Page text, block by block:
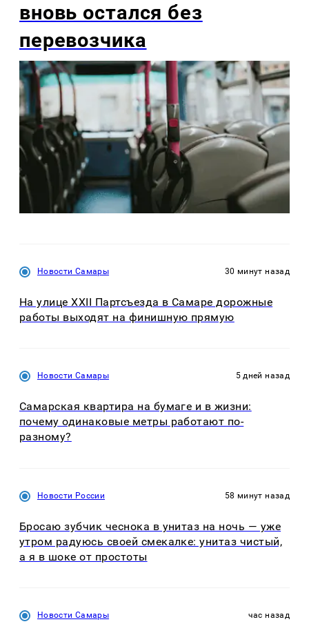
вновь остался без
перевозчика
Новости Самары 30 минут назад
На улице XXII Партсъезда в Самаре дорожные
работы выходят на финишную прямую
Новости Самары 5 дней назад
Самарская квартира на бумаге и в жизни:
почему одинаковые метры работают по-
разному?
Новости России 58 минут назад
Бросаю зубчик чеснока в унитаз на ночь — уже
утром радуюсь своей смекалке: унитаз чистый,
а я в шоке от простоты
Новости Самары час назад